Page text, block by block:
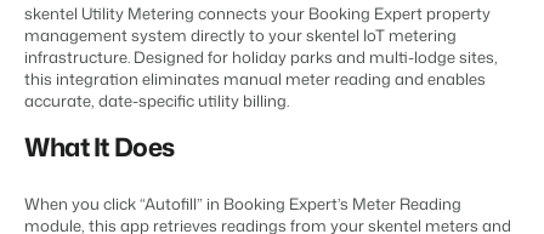
Eigentümerverwaltung
Zeige dich gegenüber Fewo- Eigentümern transparent.
Wechseln
Bist du bereit für den nächsten Schritt?
Website Integration
Du hast bereits eine Website? Binde sie ein!
Vermietungsagenturen
Exklusive Vermietung und Reseller.
Projektentwicklung
Immobilien und Neubauprojekte.
Ferienparkgruppen und -ketten
Ketten und eigenständige Marken
Kundenstories
Das sagen unsere Nutzer.
Kontakt
Erhalte Antworten auf deine Fragen.
DE
Revenue Management
Optimalisiere dein Pricing
Compliance Management
Gesetzeskonforme Unternehmensführung
Führe deine Kassenbücher ordnungsgemäß
Verbinde Kassensystem und PMS
skentel Utility Metering connects your Booking Expert property
management system directly to your skentel IoT metering
infrastructure. Designed for holiday parks and multi-lodge sites,
this integration eliminates manual meter reading and enables
accurate, date-specific utility billing.
What It Does
When you click “Autofill” in Booking Expert’s Meter Reading
module, this app retrieves readings from your skentel meters and